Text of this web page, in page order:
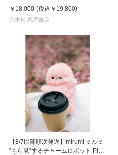
￥18,000 (税込 ￥19,800)
六本松 蔦屋書店
【8/7以降順次発送】mirumi ミルミ
”ちら見”するチャームロボット Pink